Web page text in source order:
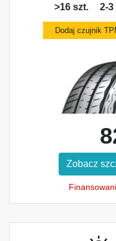
>16 szt. 2-
Dodaj czujnik
Zobacz